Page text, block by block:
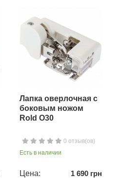
Лапка оверлочная с
боковым ножом
Rold O30
0 отзыв(ов)
Есть в наличии
Цена: 1 690 грн